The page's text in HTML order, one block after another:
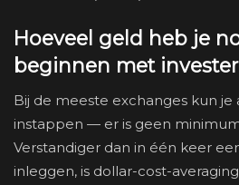
Hoeveel geld heb je
beginnen met
Bij de meeste exchanges kun je
instappen — er is geen
Verstandiger dan in één keer
inleggen, is dollar-cost-